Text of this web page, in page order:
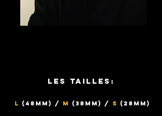
Les tailles:
L (48mm) / M (38mm) / S (28mm)